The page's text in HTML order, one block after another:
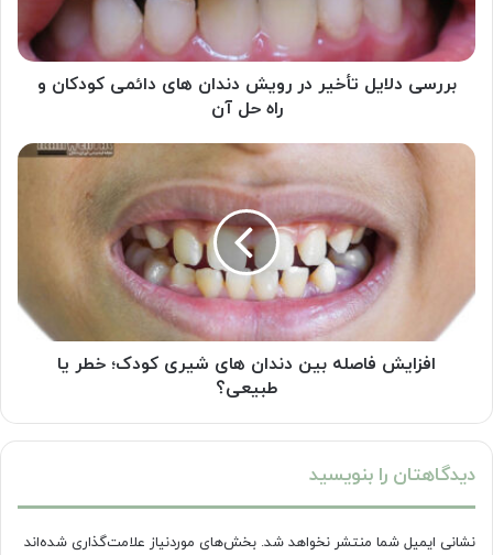
های
دائمی
کودکان
آن
بررسی دلایل تأخیر در رویش دندان های دائمی کودکان و
راه حل آن
افزایش
کودک؛
خطر
طبیعی؟افزایش فاصله بین دندان های شیری کودک؛ خطر یا
طبیعی؟
دیدگاهتان را بنویسید
نشانی ایمیل شما منتشر نخواهد شد. بخش‌های موردنیاز علامت‌گذاری شده‌اند